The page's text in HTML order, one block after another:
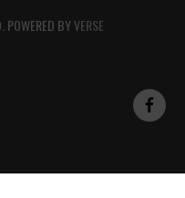
POWERED BYVERSE